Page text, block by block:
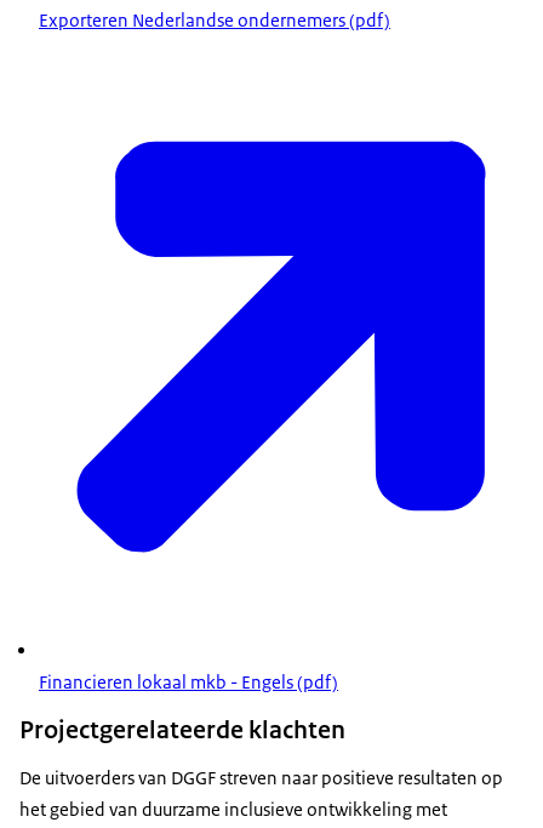
Exporteren Nederlandse ondernemers (pdf)
Financieren lokaal mkb - Engels (pdf)
Projectgerelateerde klachten
De uitvoerders van DGGF streven naar positieve resultaten op
het gebied van duurzame inclusieve ontwikkeling met